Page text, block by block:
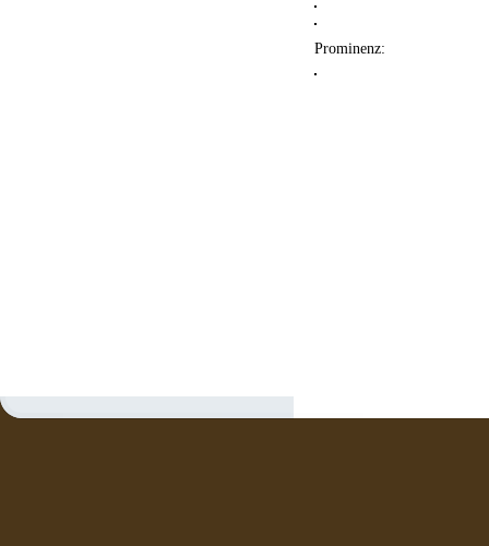
Prominenz: